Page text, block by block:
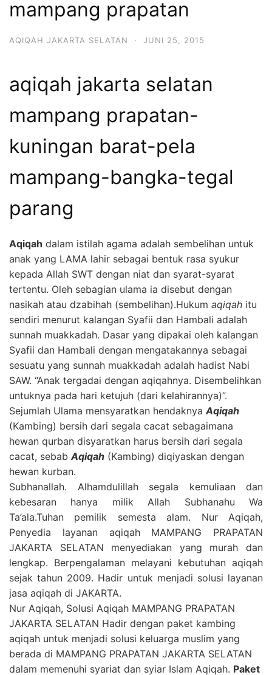
6713
mampang prapatan
AQIQAH JAKARTA SELATAN · JUNI 25, 2015
aqiqah jakarta selatan
mampang prapatan-
kuningan barat-pela
mampang-bangka-tegal
parang
Aqiqah dalam istilah agama adalah sembelihan untuk
anak yang LAMA lahir sebagai bentuk rasa syukur
kepada Allah SWT dengan niat dan syarat-syarat
tertentu. Oleh sebagian ulama ia disebut dengan
nasikah atau dzabihah (sembelihan).Hukum aqiqah itu
sendiri menurut kalangan Syafii dan Hambali adalah
sunnah muakkadah. Dasar yang dipakai oleh kalangan
Syafii dan Hambali dengan mengatakannya sebagai
sesuatu yang sunnah muakkadah adalah hadist Nabi
SAW. “Anak tergadai dengan aqiqahnya. Disembelihkan
untuknya pada hari ketujuh (dari kelahirannya)”.
Sejumlah Ulama mensyaratkan hendaknyaAqiqah
(Kambing) bersih dari segala cacat sebagaimana
hewan qurban disyaratkan harus bersih dari segala
cacat, sebabAqiqah (Kambing) diqiyaskan dengan
hewan kurban.
Subhanallah. Alhamdulillah segala kemuliaan dan
kebesaran hanya milik Allah Subhanahu Wa
Ta’ala.Tuhan pemilik semesta alam. Nur Aqiqah,
Penyedia layanan aqiqah MAMPANG PRAPATAN
JAKARTA SELATAN menyediakan yang murah dan
lengkap. Berpengalaman melayani kebutuhan aqiqah
sejak tahun 2009. Hadir untuk menjadi solusi layanan
jasa aqiqah di JAKARTA.
Nur Aqiqah, Solusi Aqiqah MAMPANG PRAPATAN
JAKARTA SELATAN Hadir dengan paket kambing
aqiqah untuk menjadi solusi keluarga muslim yang
berada di MAMPANG PRAPATAN JAKARTA SELATAN
dalam memenuhi syariat dan syiar Islam Aqiqah. Paket